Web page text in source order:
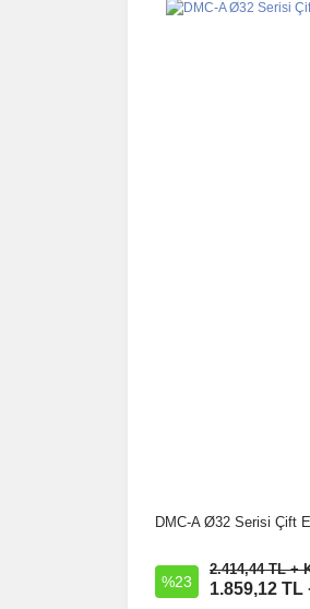
DMC-A Ø32 Serisi Çift
%23
2.414,44 TL +
1.859,12 TL